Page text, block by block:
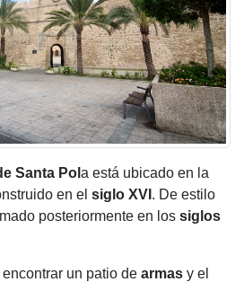
Santa Pol a está ubicado en la
en el siglo XVI . De estilo
posteriormente en los siglos
un patio de armas y el